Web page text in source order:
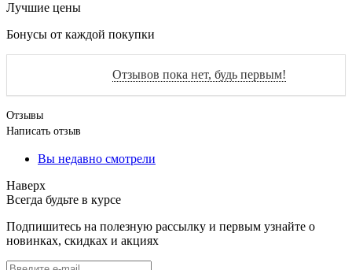
Лучшие цены
Бонусы от каждой покупки
Отзывов пока нет, будь первым!
Отзывы
Написать отзыв
Вы недавно смотрели
Наверх
Всегда будьте в курсе
Подпишитесь на полезную рассылку и первым узнайте о
новинках, скидках и акциях